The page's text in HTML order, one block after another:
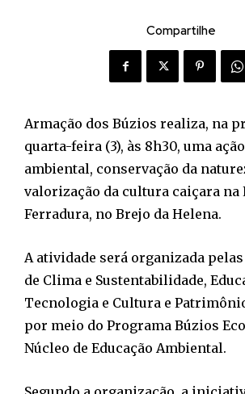
Compartilhe
Armação dos Búzios realiza, na
quarta-feira (3), às 8h30, uma
ambiental, conservação da
valorização da cultura caiçara na
Ferradura, no Brejo da Helena.
A atividade será organizada
de Clima e Sustentabilidade,
Tecnologia e Cultura e
por meio do Programa Búzios
Núcleo de Educação Ambiental.